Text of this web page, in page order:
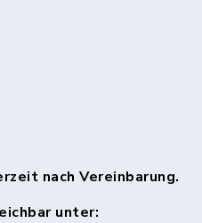
nach Vereinbarung.
unter: